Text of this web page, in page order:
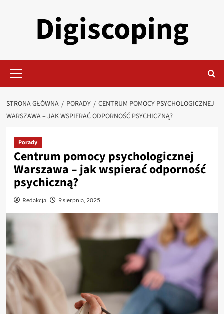
Digiscoping
główne
STRONA GŁÓWNA PORADY
CENTRUM POMOCY PSYCHOLOGICZNEJ
WARSZAWA – JAK WSPIERAĆ ODPORNOŚĆ PSYCHICZNĄ?
Porady
Centrum pomocy psychologicznej
Warszawa – jak wspierać odporność
psychiczną?
Redakcja 9 sierpnia, 2025